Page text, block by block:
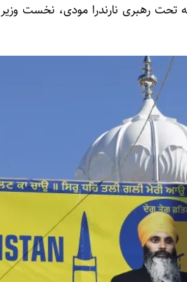
تحت رهبری نارندرا مودی، نخست